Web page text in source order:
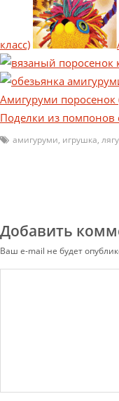
класс)
Амигуруми
Поделки из помпонов
амигуруми, игрушка,
Добавить
Ваш e-mail не будет